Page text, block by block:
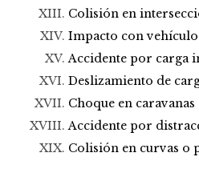
Colisión en
Impacto con
Accidente por carga
Deslizamiento de
Choque en
Accidente por
Colisión en curvas o